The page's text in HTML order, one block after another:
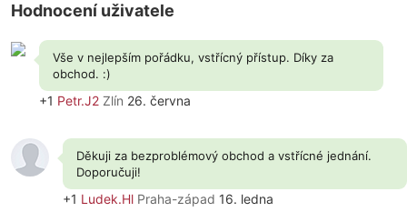
Hodnocení uživatele
Vše v nejlepším pořádku, vstřícný přístup. Díky za
obchod. :)
+1 Petr.J2 Zlín 26. června
Děkuji za bezproblémový obchod a vstřícné jednání.
Doporučuji!
+1 Ludek.Hl Praha-západ 16. ledna